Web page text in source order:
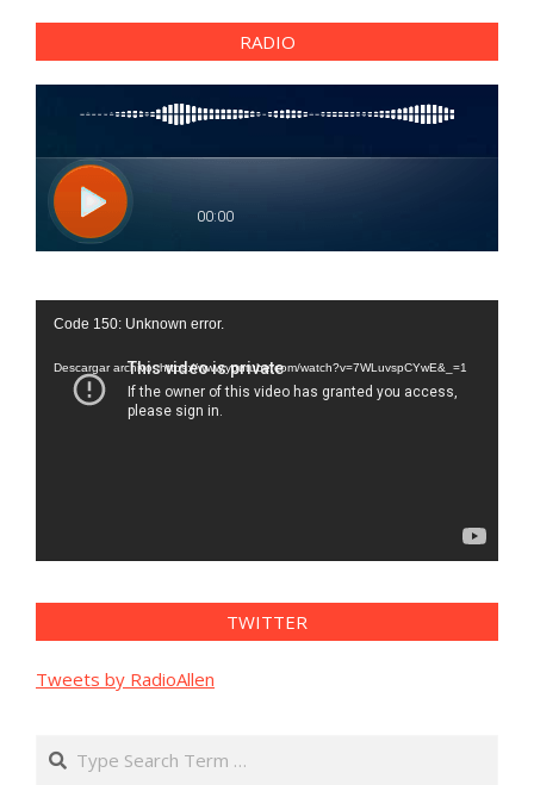
RADIO
Reproductor
vídeo
Code 150: Unknown error.
Descargar archivo: https://www.youtube.com/watch?v=7WLuvspCYwE&_=1
TWITTER
Tweets by RadioAllen
Search